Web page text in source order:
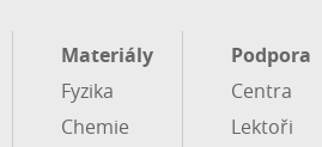
Materiály
Fyzika
Chemie
Podpora
Centra
Lektoři